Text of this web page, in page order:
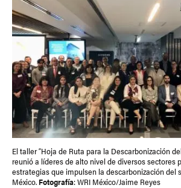
El taller “Hoja de Ruta para la Descarbonización
reunió a líderes de alto nivel de diversos sectores
estrategias que impulsen la descarbonización del
México. Fotografía: WRI México/Jaime Reyes